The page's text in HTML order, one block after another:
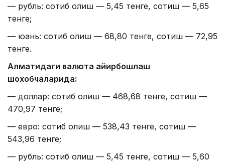
— рубль: сотиб олиш — 5,45 тенге, сотиш — 5,65
тенге;
— юань: сотиб олиш — 68,80 тенге, сотиш — 72,95
тенге.
Алматидаги валюта айирбошлаш
шохобчаларида:
— доллар: сотиб олиш — 468,68 тенге, сотиш —
470,97 тенге;
— евро: сотиб олиш — 538,43 тенге, сотиш —
543,96 тенге;
— рубль: сотиб олиш — 5,45 тенге, сотиш — 5,60